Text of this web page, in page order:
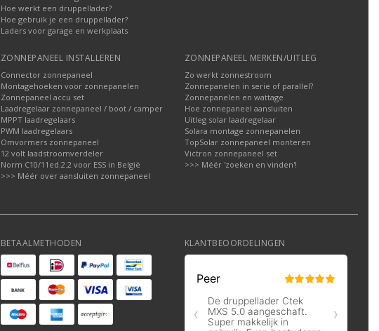
Hoe werkt een druppellader?
Hoe gebruik je een druppellader?
Laders voor garage en werkplaats
ZONNEPANEEL INSTALLEREN
Connector zonnepaneel
Montagehoeken voor zonnepanelen
Zonnepaneel accu set
Laadregelaar zonnepaneel / boot / camper
MPPT laadregelaars
PWM laadregelaars
Omvormers zonnepaneel
12 volt laadstroomverdeler
Norm C10/11ed.2.2 voor ESS in België
>>> Méér over aansluiten zonnepaneel
ZONNEPANEEL MERKEN/UITLEG
Zo werkt zonnestroom
Zonnepanelen in serie of parallel?
Zonnepanelen en wattage
Hoe zonnepaneel aansluiten
Uitleg solar laadregelaar
Solara montage zonnepanelen
TopSolar zonnepaneel monteren
Victron zonnepaneel set
>>> Méér 'zoeken en vinden'!
BETAALMETHODEN KLANTBEOORDELINGEN